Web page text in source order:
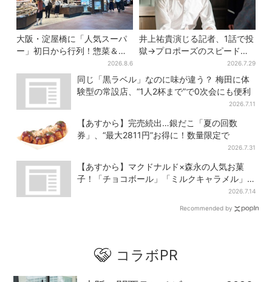
大阪・淀屋橋に「人気スーパ
ー」初日から行列！惣菜＆弁
当コーナーは大幅に拡大…人
気商品は？
2026.8.6
井上祐貴演じる記者、1話で投
獄→プロポーズのスピード感
に視聴者驚き「横沢さんだけ
怒涛すぎる」
2026.7.29
同じ「黒ラベル」なのに味が違う？ 梅田に体
験型の常設店、“1人2杯まで”で0次会にも便利
2026.7.11
【あすから】完売続出…銀だこ「夏の回数
券」、“最大2811円”お得に！数量限定で
2026.7.31
【あすから】マクドナルド×森永の人気お菓
子！「チョコボール」「ミルクキャラメル」
があのスイーツに変身…6年ぶり復活シェイク
2026.7.14
Recommended by
コラボPR